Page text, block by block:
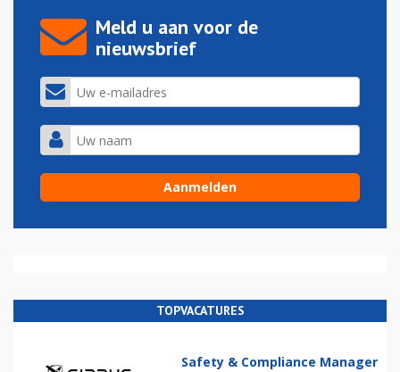
Meld u aan voor de
nieuwsbrief
TOPVACATURES
Safety & Compliance Manager